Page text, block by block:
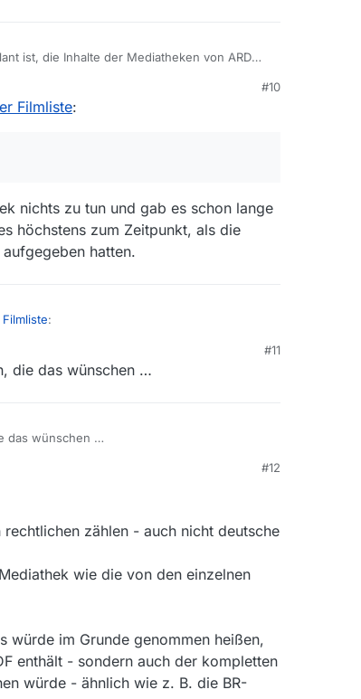
ist, die Inhalte der Mediatheken von ARD
auch diverse und mittlerweile vermehrt
#10
Filmliste:
nichts zu tun und gab es schon lange
höchstens zum Zeitpunkt, als die
hatten.
:
Filmliste:
#11
die das wünschen …
das wünschen …
#12
zählen - auch nicht deutsche
wie die von den einzelnen
würde im Grunde genommen heißen,
enthält - sondern auch der kompletten
würde - ähnlich wie z. B. die BR-